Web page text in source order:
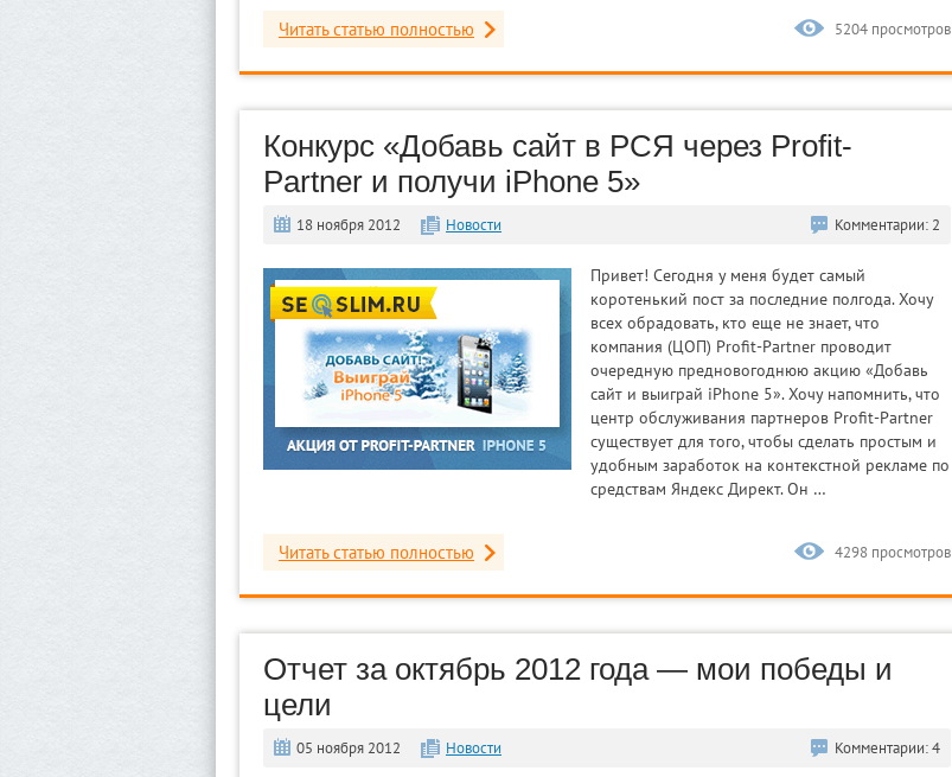
Читать статью полностью 5204 просмотров
Конкурс «Добавь сайт в РСЯ через Profit-
Partner и получи iPhone 5»
18 ноября 2012 Новости Комментарии: 2
Привет! Сегодня у меня будет самый
коротенький пост за последние полгода. Хочу
всех обрадовать, кто еще не знает, что
компания (ЦОП) Profit-Partner проводит
очередную предновогоднюю акцию «Добавь
сайт и выиграй iPhone 5». Хочу напомнить, что
центр обслуживания партнеров Profit-Partner
существует для того, чтобы сделать простым и
удобным заработок на контекстной рекламе по
средствам Яндекс Директ. Он …
Читать статью полностью 4298 просмотров
Отчет за октябрь 2012 года — мои победы и
цели
05 ноября 2012 Новости Комментарии: 4